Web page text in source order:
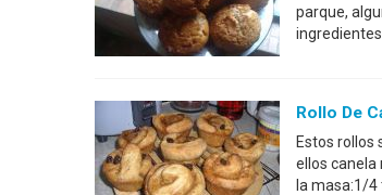
parque,
Rollo De
Estos rollos
ellos canela
la masa:1/